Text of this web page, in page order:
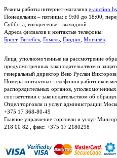
Режим работы интернет-магазина e-
Понедельник – пятница: с 9:00 до 18:00,
Суббота, воскресенье - выходной
Адреса филиалов и контактые телефоны:
Брест, Витебск Гомель Гродно Могилёв
Лица, уполномоченные на рассмотрение
предусмотренных законодательством о
генеральный директор Веко Руслан
Номера контактных телефонов работников
распорядительных органов,
соответствии с законодательством об
Отдел торговли и услуг администрации
+375 17 368-80-49
Главное управление торговли и услуг
218 00 82 , факс: +375 17 2180298